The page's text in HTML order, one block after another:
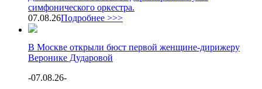
симфонического оркестра.
07.08.26Подробнее >>>
В Москве открыли бюст первой женщине-дирижеру
Веронике Дударовой
-07.08.26-